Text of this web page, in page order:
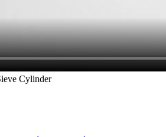
Cylinder